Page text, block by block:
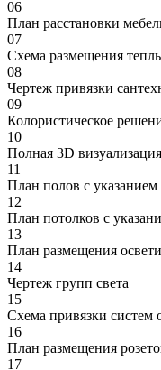
06
План расстановки
07
Схема размещения
08
Чертеж привязки
09
Колористическое
10
Полная 3D
11
План полов с указанием
12
План потолков с
13
План размещения
14
Чертеж групп света
15
Схема привязки систем
16
План размещения
17